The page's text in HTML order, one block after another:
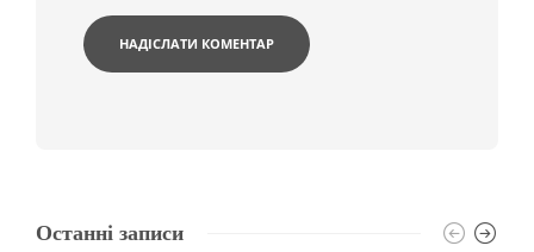
Останні записи